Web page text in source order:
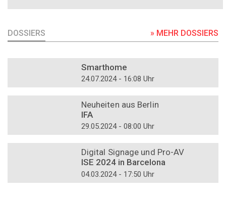
DOSSIERS » MEHR DOSSIERS
Smarthome
24.07.2024 - 16:08 Uhr
Neuheiten aus Berlin
IFA
29.05.2024 - 08:00 Uhr
Digital Signage und Pro-AV
ISE 2024 in Barcelona
04.03.2024 - 17:50 Uhr